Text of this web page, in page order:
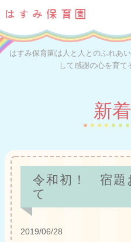
はすみ保育園は人と人とのふれあ
して感謝の心を育て
新
令和初！ 宿題
て
2019/06/28